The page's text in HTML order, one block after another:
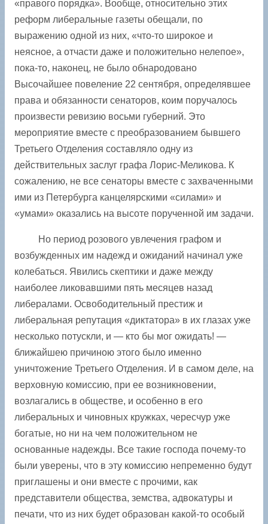
«правого порядка». Вообще, относительно этих
реформ либеральные газеты обещали, по
выражению одной из них, «что-то широкое и
неясное, а отчасти даже и положительно нелепое»,
пока-то, наконец, не было обнародовано
Высочайшее повеление 22 сентября, определявшее
права и обязанности сенаторов, коим поручалось
произвести ревизию восьми губерний. Это
мероприятие вместе с преобразованием бывшего
Третьего Отделения составляло одну из
действительных заслуг графа Лорис-Меликова. К
сожалению, не все сенаторы вместе с захваченными
ими из Петербурга канцелярскими «силами» и
«умами» оказались на высоте порученной им задачи.
Но период розового увлечения графом и
возбужденных им надежд и ожиданий начинал уже
колебаться. Явились скептики и даже между
наиболее ликовавшими пять месяцев назад
либералами. Освободительный престиж и
либеральная репутация «диктатора» в их глазах уже
несколько потускли, и — кто бы мог ожидать! —
ближайшею причиною этого было именно
уничтожение Третьего Отделения. И в самом деле, на
верховную комиссию, при ее возникновении,
возлагались в обществе, и особенно в его
либеральных и чиновных кружках, чересчур уже
богатые, но ни на чем положительном не
основанные надежды. Все такие господа почему-то
были уверены, что в эту комиссию непременно будут
приглашены и они вместе с прочими, как
представители общества, земства, адвокатуры и
печати, что из них будет образован какой-то особый